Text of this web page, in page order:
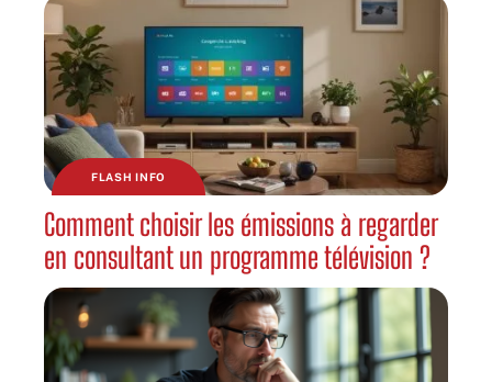
FLASH INFO
Comment choisir les émissions à regarder
en consultant un programme télévision ?